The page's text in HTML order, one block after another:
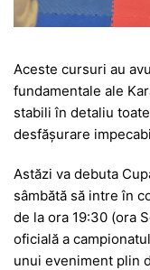
Aceste cursuri au
fundamentale ale
stabili în detaliu
desfășurare
Astăzi va debuta
sâmbătă să intre în
de la ora 19:30 (ora
oficială a
unui eveniment plin